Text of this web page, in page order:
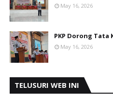
May 16, 2026
PKP Dorong Tata
May 16, 2026
TELUSURI WEB INI